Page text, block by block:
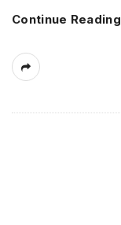
Continue Reading